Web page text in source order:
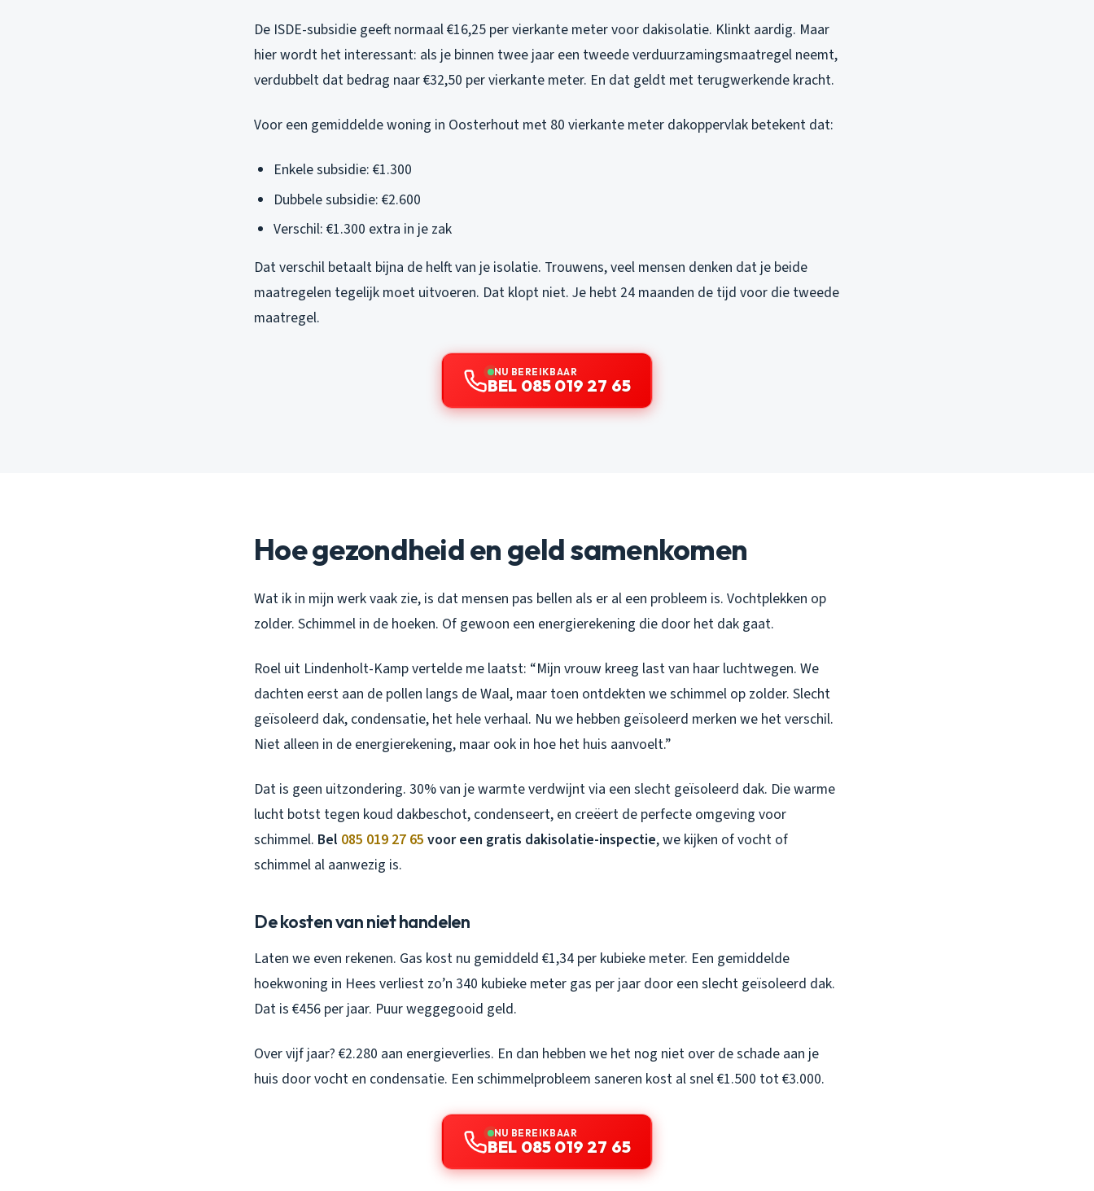
De ISDE-subsidie geeft normaal €16,25 per vierkante meter voor dakisolatie. Klinkt aardig. Maar
hier wordt het interessant: als je binnen twee jaar een tweede verduurzamingsmaatregel neemt,
verdubbelt dat bedrag naar €32,50 per vierkante meter. En dat geldt met terugwerkende kracht.
Voor een gemiddelde woning in Oosterhout met 80 vierkante meter dakoppervlak betekent dat:
Enkele subsidie: €1.300
Dubbele subsidie: €2.600
Verschil: €1.300 extra in je zak
Dat verschil betaalt bijna de helft van je isolatie. Trouwens, veel mensen denken dat je beide
maatregelen tegelijk moet uitvoeren. Dat klopt niet. Je hebt 24 maanden de tijd voor die tweede
maatregel.
NU BEREIKBAAR
BEL 085 019 27 65
Hoe gezondheid en geld samenkomen
Wat ik in mijn werk vaak zie, is dat mensen pas bellen als er al een probleem is. Vochtplekken op
zolder. Schimmel in de hoeken. Of gewoon een energierekening die door het dak gaat.
Roel uit Lindenholt-Kamp vertelde me laatst: “Mijn vrouw kreeg last van haar luchtwegen. We
dachten eerst aan de pollen langs de Waal, maar toen ontdekten we schimmel op zolder. Slecht
geïsoleerd dak, condensatie, het hele verhaal. Nu we hebben geïsoleerd merken we het verschil.
Niet alleen in de energierekening, maar ook in hoe het huis aanvoelt.”
Dat is geen uitzondering. 30% van je warmte verdwijnt via een slecht geïsoleerd dak. Die warme
lucht botst tegen koud dakbeschot, condenseert, en creëert de perfecte omgeving voor
schimmel. Bel 085 019 27 65 voor een gratis dakisolatie-inspectie, we kijken of vocht of
schimmel al aanwezig is.
De kosten van niet handelen
Laten we even rekenen. Gas kost nu gemiddeld €1,34 per kubieke meter. Een gemiddelde
hoekwoning in Hees verliest zo’n 340 kubieke meter gas per jaar door een slecht geïsoleerd dak.
Dat is €456 per jaar. Puur weggegooid geld.
Over vijf jaar? €2.280 aan energieverlies. En dan hebben we het nog niet over de schade aan je
huis door vocht en condensatie. Een schimmelprobleem saneren kost al snel €1.500 tot €3.000.
NU BEREIKBAAR
BEL 085 019 27 65